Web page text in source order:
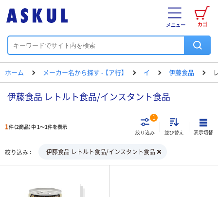
カゴ
メニュー
ホーム メーカー名から探す - 【ア行】 イ 伊藤食品
伊藤食品 レトルト食品/インスタント食品
1件（2商品）中 1～1件を表示
絞り込み
1
並び替え 表示切替
絞り込み 伊藤食品 レトルト食品/インスタント食品